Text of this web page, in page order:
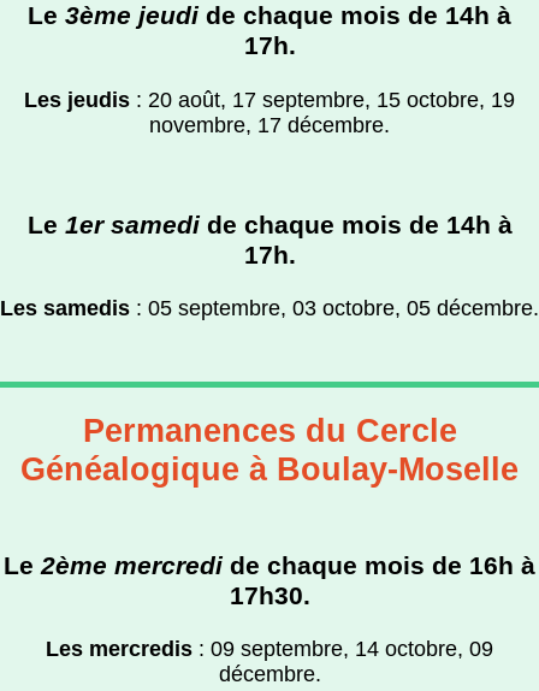
Le 3ème jeudi de chaque mois de 14h à
17h.
Les jeudis : 20 août, 17 septembre, 15 octobre, 19
novembre, 17 décembre.
Le 1er samedide chaque mois de 14h à
17h.
Les samedis : 05 septembre, 03 octobre, 05 décembre.
Permanences du Cercle
Généalogique à Boulay-Moselle
Le2ème mercredi de chaque mois de 16h à
17h30.
Les mercredis : 09 septembre, 14 octobre, 09
décembre.